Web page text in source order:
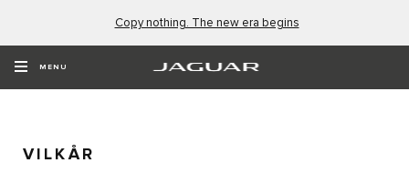
Copy nothing. The new era begins
MENU
VILKÅR FOR ENKEL PÅLOGGING
VILKÅR